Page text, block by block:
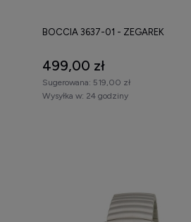
BOCCIA 3637-01 - ZEGAREK
499,00 zł
Wysyłka w: 24 godziny
Sugerowana: 519,00 zł